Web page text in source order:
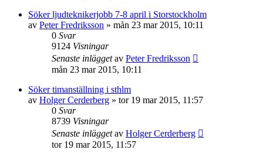
Söker ljudteknikerjobb 7-8 april i Storstockholm
av Peter Fredriksson » mån 23 mar 2015, 10:11
0 Svar
9124 Visningar
Senaste inläggetav Peter Fredriksson
mån 23 mar 2015, 10:11
Söker timanställning i sthlm
av Holger Cerderberg » tor 19 mar 2015, 11:57
0 Svar
8739 Visningar
Senaste inläggetav Holger Cerderberg
tor 19 mar 2015, 11:57